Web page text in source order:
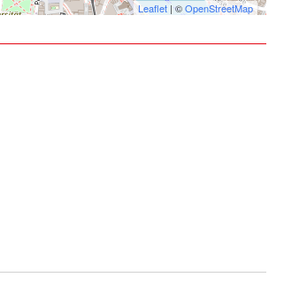
Leaflet | ©OpenStreetMap